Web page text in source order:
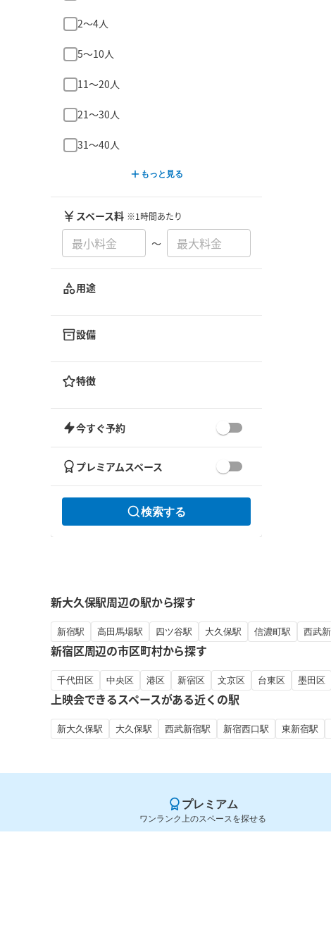
2〜4人
5〜10人
11〜20人
21〜30人
31〜40人
もっと見る
スペース料 ※1時間あたり
〜
用途
設備
特徴
今すぐ予約
プレミアムスペース
検索する
新大久保駅周辺の駅から探す
新宿駅 高田馬場駅 四ツ谷駅 大久保駅 信濃町駅 西武
新宿区周辺の市区町村から探す
千代田区 中央区 港区 新宿区 文京区 台東区 墨田区
上映会できるスペースがある近くの駅
新大久保駅 大久保駅 西武新宿駅 新宿西口駅 東新宿駅
プレミアム
ワンランク上のスペースを探せる